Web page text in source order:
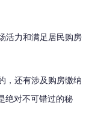
活力和满足居民购房
，还有涉及购房缴纳
绝对不可错过的秘